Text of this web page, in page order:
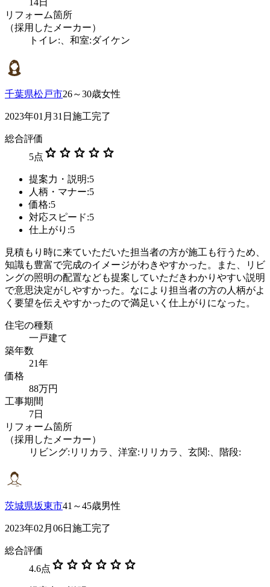
14日
リフォーム箇所
（採用したメーカー）
トイレ:、和室:ダイケン
千葉県松戸市26～30歳女性
2023年01月31日施工完了
総合評価
5点 star star star star star
提案力・説明:5
人柄・マナー:5
価格:5
対応スピード:5
仕上がり:5
見積もり時に来ていただいた担当者の方が施工も行うため、
知識も豊富で完成のイメージがわきやすかった。また、リビ
ングの照明の配置なども提案していただきわかりやすい説明
で意思決定がしやすかった。なにより担当者の方の人柄がよ
く要望を伝えやすかったので満足いく仕上がりになった。
住宅の種類
一戸建て
築年数
21年
価格
88万円
工事期間
7日
リフォーム箇所
（採用したメーカー）
リビング:リリカラ、洋室:リリカラ、玄関:、階段:
茨城県坂東市41～45歳男性
2023年02月06日施工完了
総合評価
4.6点 star star star star star star